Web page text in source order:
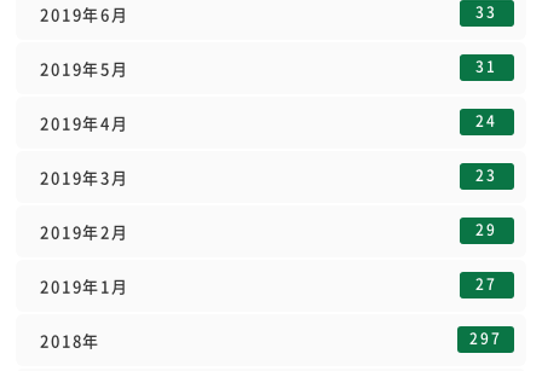
2019年6月 33
2019年5月 31
2019年4月 24
2019年3月 23
2019年2月 29
2019年1月 27
2018年 297